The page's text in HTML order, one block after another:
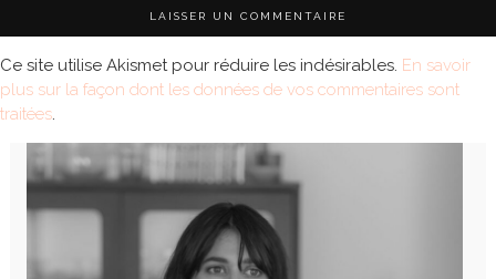
Ce site utilise Akismet pour réduire les indésirables. En savoir
plus sur la façon dont les données de vos commentaires sont
traitées.